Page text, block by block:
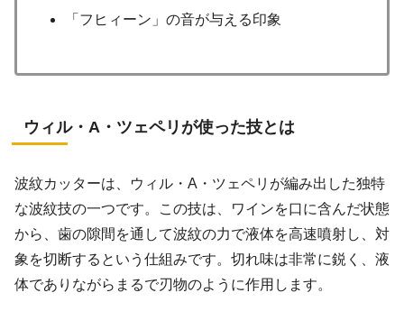
「フヒィーン」の音が与える印象
ウィル・A・ツェペリが使った技とは
波紋カッターは、ウィル・A・ツェペリが編み出した独特
な波紋技の一つです。この技は、ワインを口に含んだ状態
から、歯の隙間を通して波紋の力で液体を高速噴射し、対
象を切断するという仕組みです。切れ味は非常に鋭く、液
体でありながらまるで刃物のように作用します。